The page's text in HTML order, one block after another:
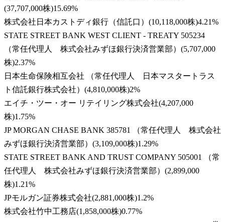
(37,707,000株)15.69%
株式会社日本カストディ銀行（信託口） (10,118,000株)4.21%
STATE STREET BANK WEST CLIENT - TREATY 505234
（常任代理人 株式会社みずほ銀行決済営業部） (5,707,000
株)2.37%
日本生命保険相互会社 （常任代理人 日本マスタートラス
ト信託銀行株式会社） (4,810,000株)2%
エイチ・ツー・オー リテイリング株式会社(4,207,000
株)1.75%
JP MORGAN CHASE BANK 385781 （常任代理人 株式会社
みずほ銀行決済営業部） (3,109,000株)1.29%
STATE STREET BANK AND TRUST COMPANY 505001 （常
任代理人 株式会社みずほ銀行決済営業部） (2,899,000
株)1.21%
JPモルガン証券株式会社(2,881,000株)1.2%
株式会社竹中工務店(1,858,000株)0.77%